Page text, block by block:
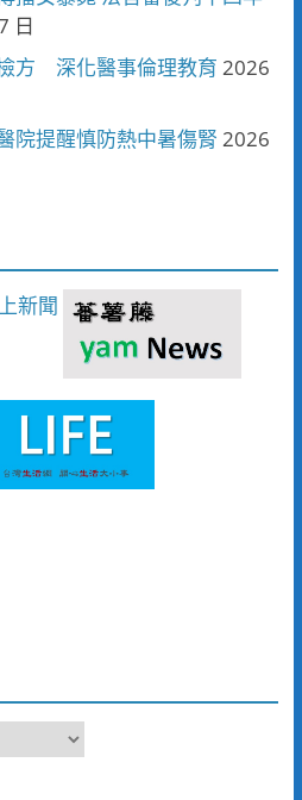
日
方 深化醫事倫理教育 2026
提醒慎防熱中暑傷腎 2026